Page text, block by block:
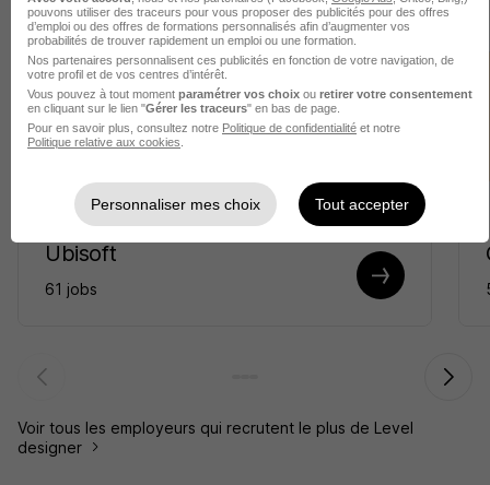
Ubisoft
61 jobs
Voir tous les employeurs qui recrutent le plus de Level
designer
pouvons utiliser des traceurs pour vous proposer des publicités pour des offres
d’emploi ou des offres de formations personnalisés afin d’augmenter vos
probabilités de trouver rapidement un emploi ou une formation.
Nos partenaires personnalisent ces publicités en fonction de votre navigation, de
votre profil et de vos centres d’intérêt.
Vous pouvez à tout moment paramétrer vos choix ou retirer votre consentement
en cliquant sur le lien "Gérer les traceurs" en bas de page.
Pour en savoir plus, consultez notre Politique de confidentialité et notre
Politique relative aux cookies
Personnaliser mes choix Tout accepter